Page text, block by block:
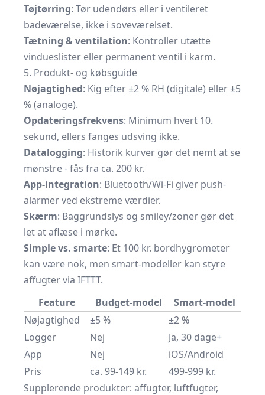
Tøjtørring: Tør udendørs eller i ventileret
badeværelse, ikke i soveværelset.
Tætning & ventilation: Kontroller utætte
vindueslister eller permanent ventil i karm.
5. Produkt- og købsguide
Nøjagtighed: Kig efter ±2 % RH (digitale) eller ±5
% (analoge).
Opdateringsfrekvens: Minimum hvert 10.
sekund, ellers fanges udsving ikke.
Data­logging: Historik kurver gør det nemt at se
mønstre - fås fra ca. 200 kr.
App-integration: Bluetooth/Wi-Fi giver push-
alarmer ved ekstreme værdier.
Skærm: Baggrundslys og smiley/zoner gør det
let at aflæse i mørke.
Simple vs. smarte: Et 100 kr. bordhygrometer
kan være nok, men smart-modeller kan styre
affugter via IFTTT.
Feature
Budget-model
Smart-model
Nøjagtighed
±5 %
±2 %
Logger
Nej
Ja, 30 dage+
App
Nej
iOS/Android
Pris
ca. 99-149 kr.
499-999 kr.
Supplerende produkter: affugter, luftfugter,